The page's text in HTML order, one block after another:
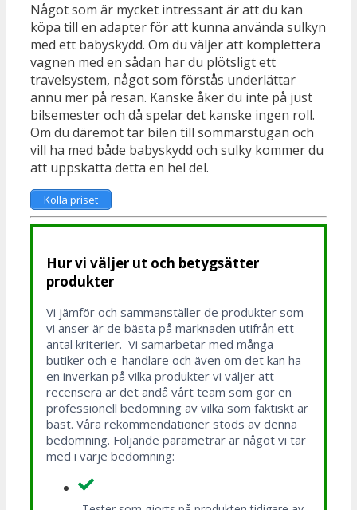
Något som är mycket intressant är att du kan
köpa till en adapter för att kunna använda sulkyn
med ett babyskydd. Om du väljer att komplettera
vagnen med en sådan har du plötsligt ett
travelsystem, något som förstås underlättar
ännu mer på resan. Kanske åker du inte på just
bilsemester och då spelar det kanske ingen roll.
Om du däremot tar bilen till sommarstugan och
vill ha med både babyskydd och sulky kommer du
att uppskatta detta en hel del.
Kolla priset
Hur vi väljer ut och betygsätter
produkter
Vi jämför och sammanställer de produkter som
vi anser är de bästa på marknaden utifrån ett
antal kriterier. Vi samarbetar med många
butiker och e-handlare och även om det kan ha
en inverkan på vilka produkter vi väljer att
recensera är det ändå vårt team som gör en
professionell bedömning av vilka som faktiskt är
bäst. Våra rekommendationer stöds av denna
bedömning. Följande parametrar är något vi tar
med i varje bedömning: